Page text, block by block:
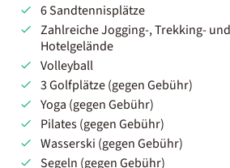
6 Sandtennisplätze
Zahlreiche Jogging-, Trekking-
Hotelgelände
Volleyball
3 Golfplätze (gegen Gebühr)
Yoga (gegen Gebühr)
Pilates (gegen Gebühr)
Wasserski (gegen Gebühr)
Segeln (gegen Gebühr)